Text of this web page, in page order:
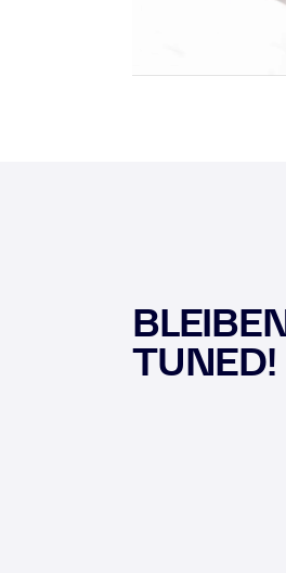
TUNED!